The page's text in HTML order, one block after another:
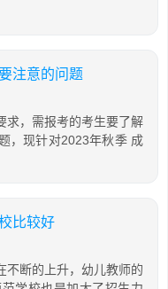
注意的问题
求，需报考的考生要了解
，现针对2023年秋季 成
比较好
不断的上升，幼儿教师的